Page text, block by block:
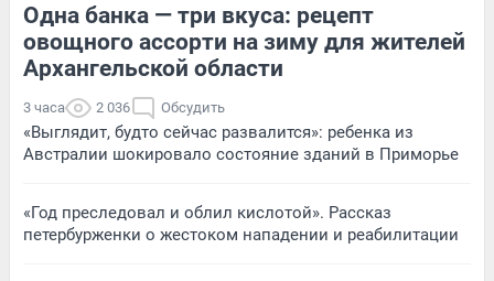
Одна банка — три вкуса: рецепт
овощного ассорти на зиму для жителей
Архангельской области
3 часа 2 036 Обсудить
«Выглядит, будто сейчас развалится»: ребенка из
Австралии шокировало состояние зданий в Приморье
«Год преследовал и облил кислотой». Рассказ
петербурженки о жестоком нападении и реабилитации